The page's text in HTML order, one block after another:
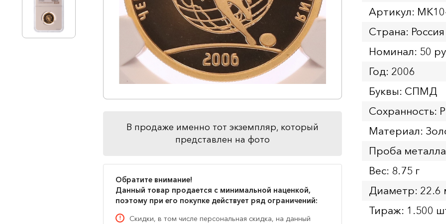
В продаже именно тот экземпляр, который
представлен на фото
Обратите внимание!
Данный товар продается с минимальной наценкой,
поэтому при его покупке действует ряд ограничений:
Скидки, в том числе персональная скидка, на данный
Артикул:
Страна: Россия
Номинал: 50
Год: 2006
Буквы: СПМД
Сохранность:
Материал:
Проба
Вес: 8.75 г
Диаметр: 22.6
Тираж: 1.500